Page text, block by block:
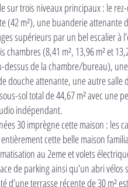
sur trois niveaux principaux : le
(42 m²), une buanderie attenante
supérieurs par un bel escalier
chambres (8,41 m², 13,96 m² et
dessus de la chambre/bureau),
douche attenante, une autre
sol total de 44,67 m² avec
indépendant.
30 imprègne cette maison :
cette belle maison
au 2eme et volets
de parking ainsi qu’un abri
d’une terrasse récente de 30 m²